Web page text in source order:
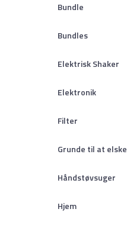
Bundle
Bundles
Elektrisk Shaker
Elektronik
Filter
Grunde til at elske
Håndstøvsuger
Hjem